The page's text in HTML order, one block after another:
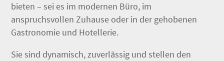
bieten – sei es im modernen Büro, im
anspruchsvollen Zuhause oder in der gehobenen
Gastronomie und Hotellerie.
Sie sind dynamisch, zuverlässig und stellen den